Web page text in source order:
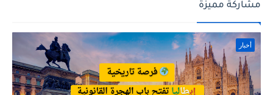
مشاركة مميزة
أخبار